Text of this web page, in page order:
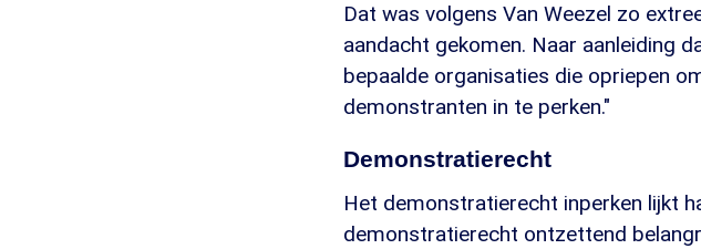
Dat was volgens Van Weezel zo
aandacht gekomen. Naar aanleiding
bepaalde organisaties die opriepen
demonstranten in te perken."
Demonstratierecht
Het demonstratierecht inperken lijkt
demonstratierecht ontzettend